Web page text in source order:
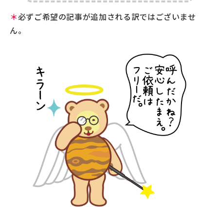
＊必ずご希望の記事が追加される訳ではございませ
ん。